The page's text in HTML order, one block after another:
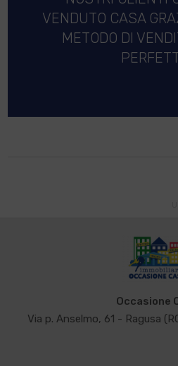
VENDUTO CASA
METODO DI
Occasione
Via p. Anselmo, 61 - Ragusa